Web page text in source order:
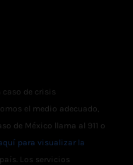
caso de crisis
el medio adecuado,
de México llama al 911 o
para visualizar la
Los servicios